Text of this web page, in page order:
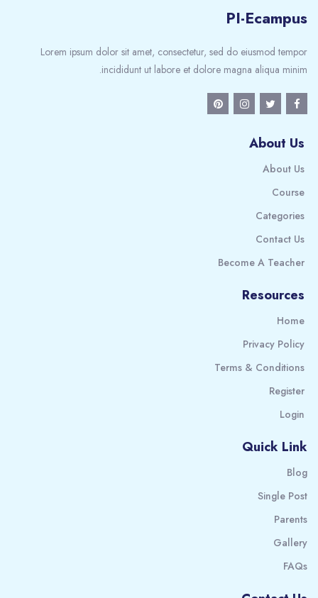
PI-Ecampus
Lorem ipsum dolor sit amet, consectetur, sed do eiusmod tempor
incididunt ut labore et dolore magna aliqua minim.
About Us
About Us
Course
Categories
Contact Us
Become A Teacher
Resources
Home
Privacy Policy
Terms & Conditions
Register
Login
Quick Link
Blog
Single Post
Parents
Gallery
FAQs